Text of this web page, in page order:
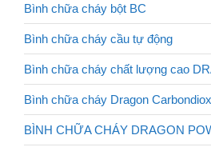
Bình chữa cháy bột BC
Bình chữa cháy cầu tự động
Bình chữa cháy chất lượng cao
Bình chữa cháy Dragon
BÌNH CHỮA CHÁY DRAGON